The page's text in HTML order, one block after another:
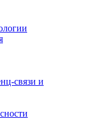
связи и